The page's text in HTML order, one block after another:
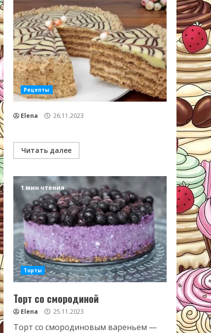
Рецепты
Elena 26.11.2023
Читать далее
1 мин чтения
Торты
Торт со смородиной
Elena 25.11.2023
Торт со смородиновым вареньем —